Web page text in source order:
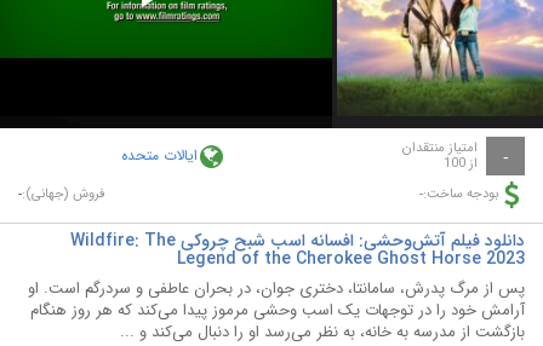
Play
Video
- امتیاز منتقدان
از 100 ایالات متحده
بودجه ساخت:- فروش (جهانی):-
دانلود فیلم آتش‌وحشی: افسانه اسب شبح چروکی Wildfire: The
Legend of the Cherokee Ghost Horse 2023
پس از مرگ پدرش، سامانتا، دختری جوان، در بحران عاطفی و سردرگم است. او
آرامش خود را در توجهات یک اسب وحشی مرموز پیدا می‌کند که هر روز هنگام
بازگشت از مدرسه به خانه، به نظر می‌رسد او را دنبال می‌کند و ...